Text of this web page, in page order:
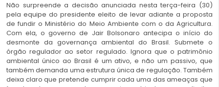
Não surpreende a decisão anunciada nesta terça-feira (30)
pela equipe do presidente eleito de levar adiante a proposta
de fundir o Ministério do Meio Ambiente com o da Agricultura.
Com ela, o governo de Jair Bolsonaro antecipa o início do
desmonte da governança ambiental do Brasil. Submete o
órgão regulador ao setor regulado. Ignora que o patrimônio
ambiental único ao Brasil é um ativo, e não um passivo, que
também demanda uma estrutura única de regulação. Também
deixa claro que pretende cumprir cada uma das ameaças que